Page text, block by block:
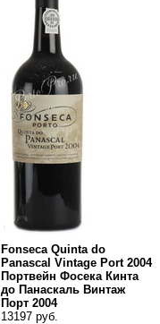
Fonseca Quinta do
Panascal Vintage Port 2004
Портвейн Фосека Кинта
до Панаскаль Винтаж
Порт 2004
13197 руб.